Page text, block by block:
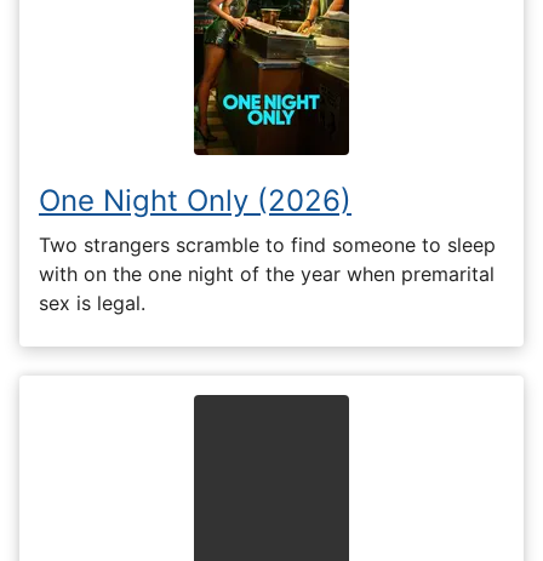
One Night Only (2026)
Two strangers scramble to find someone to sleep
with on the one night of the year when premarital
sex is legal.